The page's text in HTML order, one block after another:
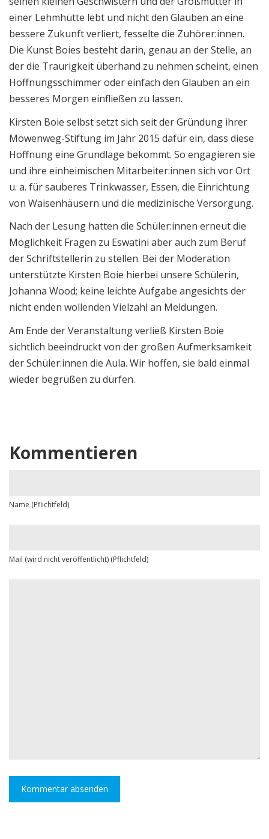
einer Lehmhütte lebt und nicht den Glauben an eine
bessere Zukunft verliert, fesselte die Zuhörer:innen.
Die Kunst Boies besteht darin, genau an der Stelle, an
der die Traurigkeit überhand zu nehmen scheint, einen
Hoffnungsschimmer oder einfach den Glauben an ein
besseres Morgen einfließen zu lassen.
Kirsten Boie selbst setzt sich seit der Gründung ihrer
Möwenweg-Stiftung im Jahr 2015 dafür ein, dass diese
Hoffnung eine Grundlage bekommt. So engagieren sie
und ihre einheimischen Mitarbeiter:innen sich vor Ort
u. a. für sauberes Trinkwasser, Essen, die Einrichtung
von Waisenhäusern und die medizinische Versorgung.
Nach der Lesung hatten die Schüler:innen erneut die
Möglichkeit Fragen zu Eswatini aber auch zum Beruf
der Schriftstellerin zu stellen. Bei der Moderation
unterstützte Kirsten Boie hierbei unsere Schülerin,
Johanna Wood; keine leichte Aufgabe angesichts der
nicht enden wollenden Vielzahl an Meldungen.
Am Ende der Veranstaltung verließ Kirsten Boie
sichtlich beeindruckt von der großen Aufmerksamkeit
der Schüler:innen die Aula. Wir hoffen, sie bald einmal
wieder begrüßen zu dürfen.
Kommentieren
Name (Pflichtfeld)
Mail (wird nicht veröffentlicht) (Pflichtfeld)